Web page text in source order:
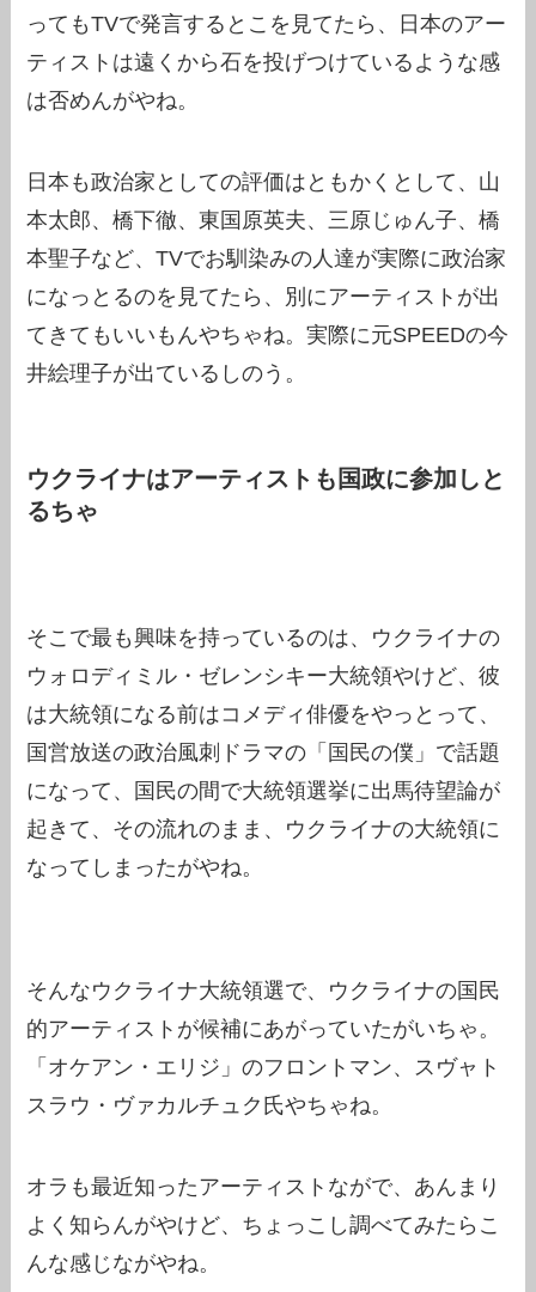
ってもTVで発言するとこを見てたら、日本のアー
ティストは遠くから石を投げつけているような感
は否めんがやね。
日本も政治家としての評価はともかくとして、山
本太郎、橋下徹、東国原英夫、三原じゅん子、橋
本聖子など、TVでお馴染みの人達が実際に政治家
になっとるのを見てたら、別にアーティストが出
てきてもいいもんやちゃね。実際に元SPEEDの今
井絵理子が出ているしのう。
ウクライナはアーティストも国政に参加しと
るちゃ
そこで最も興味を持っているのは、ウクライナの
ウォロディミル・ゼレンシキー大統領やけど、彼
は大統領になる前はコメディ俳優をやっとって、
国営放送の政治風刺ドラマの「国民の僕」で話題
になって、国民の間で大統領選挙に出馬待望論が
起きて、その流れのまま、ウクライナの大統領に
なってしまったがやね。
そんなウクライナ大統領選で、ウクライナの国民
的アーティストが候補にあがっていたがいちゃ。
「オケアン・エリジ」のフロントマン、スヴャト
スラウ・ヴァカルチュク氏やちゃね。
オラも最近知ったアーティストながで、あんまり
よく知らんがやけど、ちょっこし調べてみたらこ
んな感じながやね。